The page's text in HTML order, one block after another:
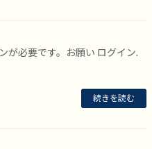
が必要です。お願い ログイン.
続きを読む